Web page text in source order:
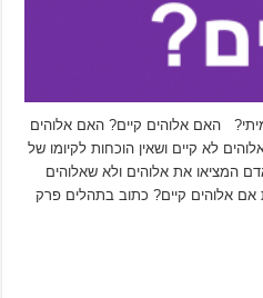
האם אלוהים קיים? האם אלוהים
לא קיים ושאין הוכחות לקיומו של
המציאו את אלוהים ולא שאלוהים
אלוהים קיים? כתוב בתהלים פרק